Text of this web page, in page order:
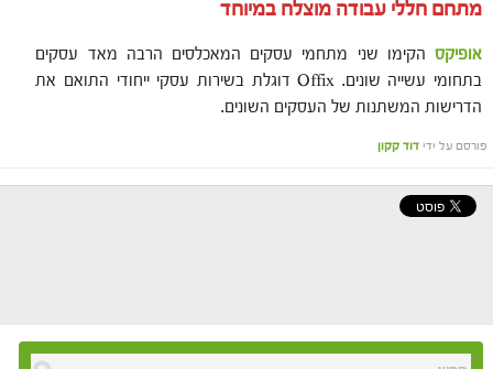
מתחם חללי עבודה מוצלח במיוחד
אופיקס הקימו שני מתחמי עסקים המאכלסים הרבה מאד עסקים
בתחומי עשייה שונים. Offix דוגלת בשירות עסקי ייחודי התואם את
הדרישות המשתנות של העסקים השונים.
פורסם על ידי דוד קקון